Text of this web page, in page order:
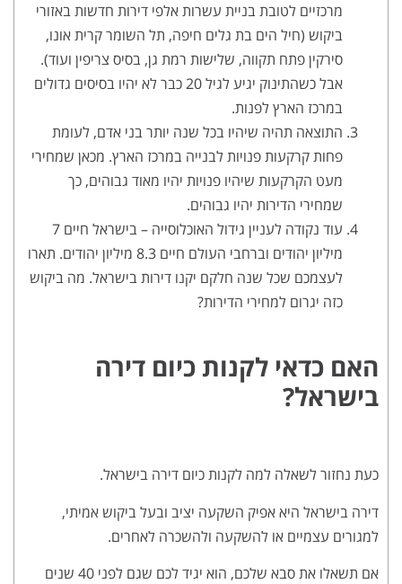
מרכזיים לטובת בניית עשרות אלפי דירות חדשות באזורי
ביקוש (חיל הים בת גלים חיפה, תל השומר קרית אונו,
סירקין פתח תקווה, שלישות רמת גן, בסיס צריפין ועוד).
אבל כשהתינוק יגיע לגיל 20 כבר לא יהיו בסיסים גדולים
במרכז הארץ לפנות.
התוצאה תהיה שיהיו בכל שנה יותר בני אדם, לעומת
פחות קרקעות פנויות לבנייה במרכז הארץ. מכאן שמחירי
מעט הקרקעות שיהיו פנויות יהיו מאוד גבוהים, כך
שמחירי הדירות יהיו גבוהים.
עוד נקודה לעניין גידול האוכלוסייה – בישראל חיים 7
מיליון יהודים וברחבי העולם חיים 8.3 מיליון יהודים. תארו
לעצמכם שכל שנה חלקם יקנו דירות בישראל. מה ביקוש
כזה יגרום למחירי הדירות?
האם כדאי לקנות כיום דירה
בישראל?
כעת נחזור לשאלה למה לקנות כיום דירה בישראל.
דירה בישראל היא אפיק השקעה יציב ובעל ביקוש אמיתי,
למגורים עצמיים או להשקעה ולהשכרה לאחרים.
אם תשאלו את סבא שלכם, הוא יגיד לכם שגם לפני 40 שנים